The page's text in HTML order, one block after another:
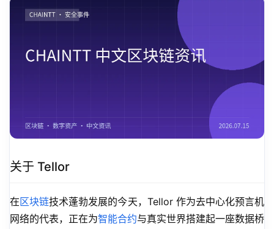
关于 Tellor
在区块链技术蓬勃发展的今天，Tellor 作为去中心化预言机
网络的代表，正在为智能合约与真实世界搭建起一座数据桥